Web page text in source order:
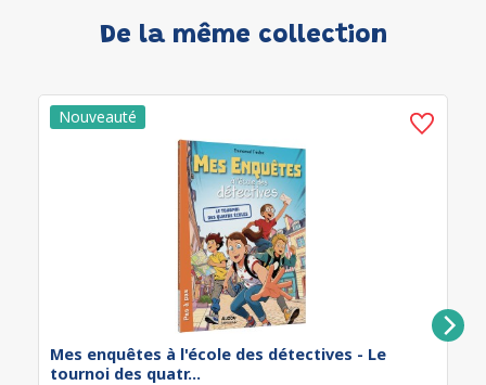
De la même collection
Mes enquêtes à l'école des détectives - Le
tournoi des quatr...